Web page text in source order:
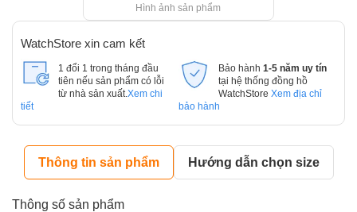
Hình ảnh sản phẩm
WatchStore xin cam kết
1 đổi 1 trong tháng đầu
tiên nếu sản phẩm có lỗi
từ nhà sản xuất. Xem chi
tiết
Bảo hành 1-5 năm uy tín
tại hệ thống đồng hồ
WatchStore Xem địa chỉ
bảo hành
Thông tin sản phẩm Hướng dẫn chọn size
Thông số sản phẩm